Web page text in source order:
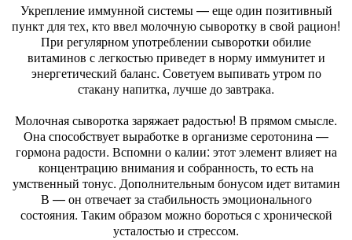
Укрепление иммунной системы — еще один позитивный
пункт для тех, кто ввел молочную сыворотку в свой рацион!
При регулярном употреблении сыворотки обилие
витаминов с легкостью приведет в норму иммунитет и
энергетический баланс. Советуем выпивать утром по
стакану напитка, лучше до завтрака.
Молочная сыворотка заряжает радостью! В прямом смысле.
Она способствует выработке в организме серотонина —
гормона радости. Вспомни о калии: этот элемент влияет на
концентрацию внимания и собранность, то есть на
умственный тонус. Дополнительным бонусом идет витамин
В — он отвечает за стабильность эмоционального
состояния. Таким образом можно бороться с хронической
усталостью и стрессом.